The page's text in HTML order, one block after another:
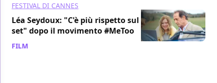
FESTIVAL DI CANNES
Léa Seydoux: "C'è più rispetto sul
set" dopo il movimento #MeToo
FILM